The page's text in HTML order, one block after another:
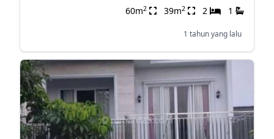
60m2 39m2 2 1
1 tahun yang lalu